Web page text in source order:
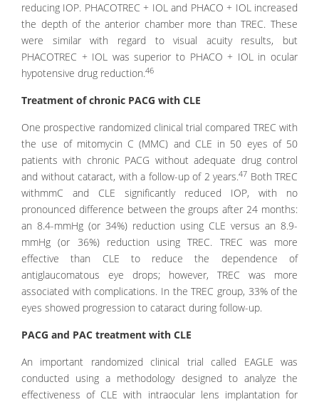
reducing IOP. PHACOTREC + IOL and PHACO + IOL increased
the depth of the anterior chamber more than TREC. These
were similar with regard to visual acuity results, but
PHACOTREC + IOL was superior to PHACO + IOL in ocular
hypotensive drug reduction.46
Treatment of chronic PACG with CLE
One prospective randomized clinical trial compared TREC with
the use of mitomycin C (MMC) and CLE in 50 eyes of 50
patients with chronic PACG without adequate drug control
and without cataract, with a follow-up of 2 years.47 Both TREC
withmmC and CLE significantly reduced IOP, with no
pronounced difference between the groups after 24 months:
an 8.4-mmHg (or 34%) reduction using CLE versus an 8.9-
mmHg (or 36%) reduction using TREC. TREC was more
effective than CLE to reduce the dependence of
antiglaucomatous eye drops; however, TREC was more
associated with complications. In the TREC group, 33% of the
eyes showed progression to cataract during follow-up.
PACG and PAC treatment with CLE
An important randomized clinical trial called EAGLE was
conducted using a methodology designed to analyze the
effectiveness of CLE with intraocular lens implantation for